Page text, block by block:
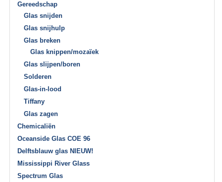
Gereedschap
Glas snijden
Glas snijhulp
Glas breken
Glas knippen/mozaïek
Glas slijpen/boren
Solderen
Glas-in-lood
Tiffany
Glas zagen
Chemicaliën
Oceanside Glas COE 96
Delftsblauw glas NIEUW!
Mississippi River Glass
Spectrum Glas